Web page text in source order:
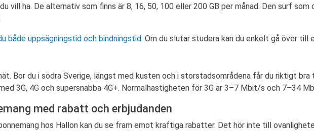
vill ha. De alternativ som finns är 8, 16, 50, 100 eller 200 GB per månad. Den surf
både uppsägningstid och bindningstid. Om du slutar studera kan du enkelt gå över till
Bor du i södra Sverige, längst med kusten och i storstadsområdena får du riktigt
3G, 4G och supersnabba 4G+. Normalhastigheten för 3G är 3–7 Mbit/s och 7–34
med rabatt och erbjudanden
hos Hallon kan du se fram emot kraftiga rabatter. Det hör inte till